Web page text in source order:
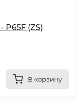
P65F (ZS)
В корзину